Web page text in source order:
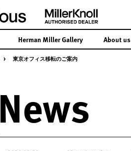
Herman Miller Gallery About us
> 東京オフィス移転のご案内
News